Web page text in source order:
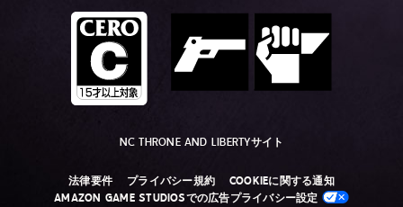
NC THRONE AND LIBERTYサイト
法律要件 プライバシー規約
COOKIEに関する通知
AMAZON GAME STUDIOSでの広告プライバシー設定